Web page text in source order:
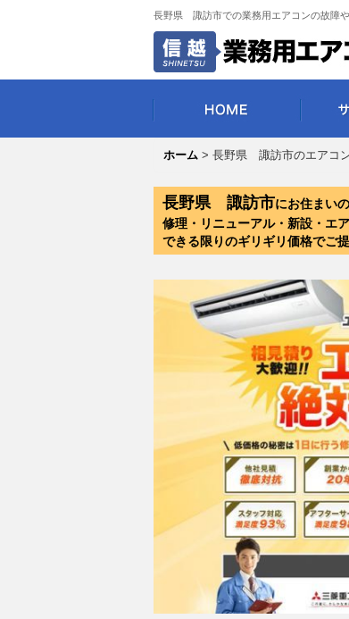
長野県 諏訪市での業務用エアコンの故障
ホーム > 長野県 諏訪市のエアコ
長野県 諏訪市にお住まい
修理・リニューアル・新設・エ
できる限りのギリギリ価格でご